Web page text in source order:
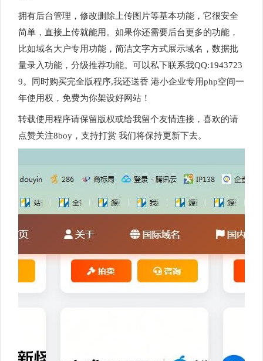
拥有后台管理，修改删除上传图片等基本功能，它很安全
简单，直接上传就能用。如果你还需要后台更多的功能，
比如域名大户专用功能，简洁文字方式展示域名，数据批
量录入功能，分级推荐功能。可以私下联系我QQ:1943723
9。同时购买完全版程序,我还送香 港小企业专用php空间一
年使用权，免费为你架设好网站！
转载使用程序请保留版权或给我留个友情连接，喜欢的请
点赞关注8boy，支持打赏 我们将保持更新下去。